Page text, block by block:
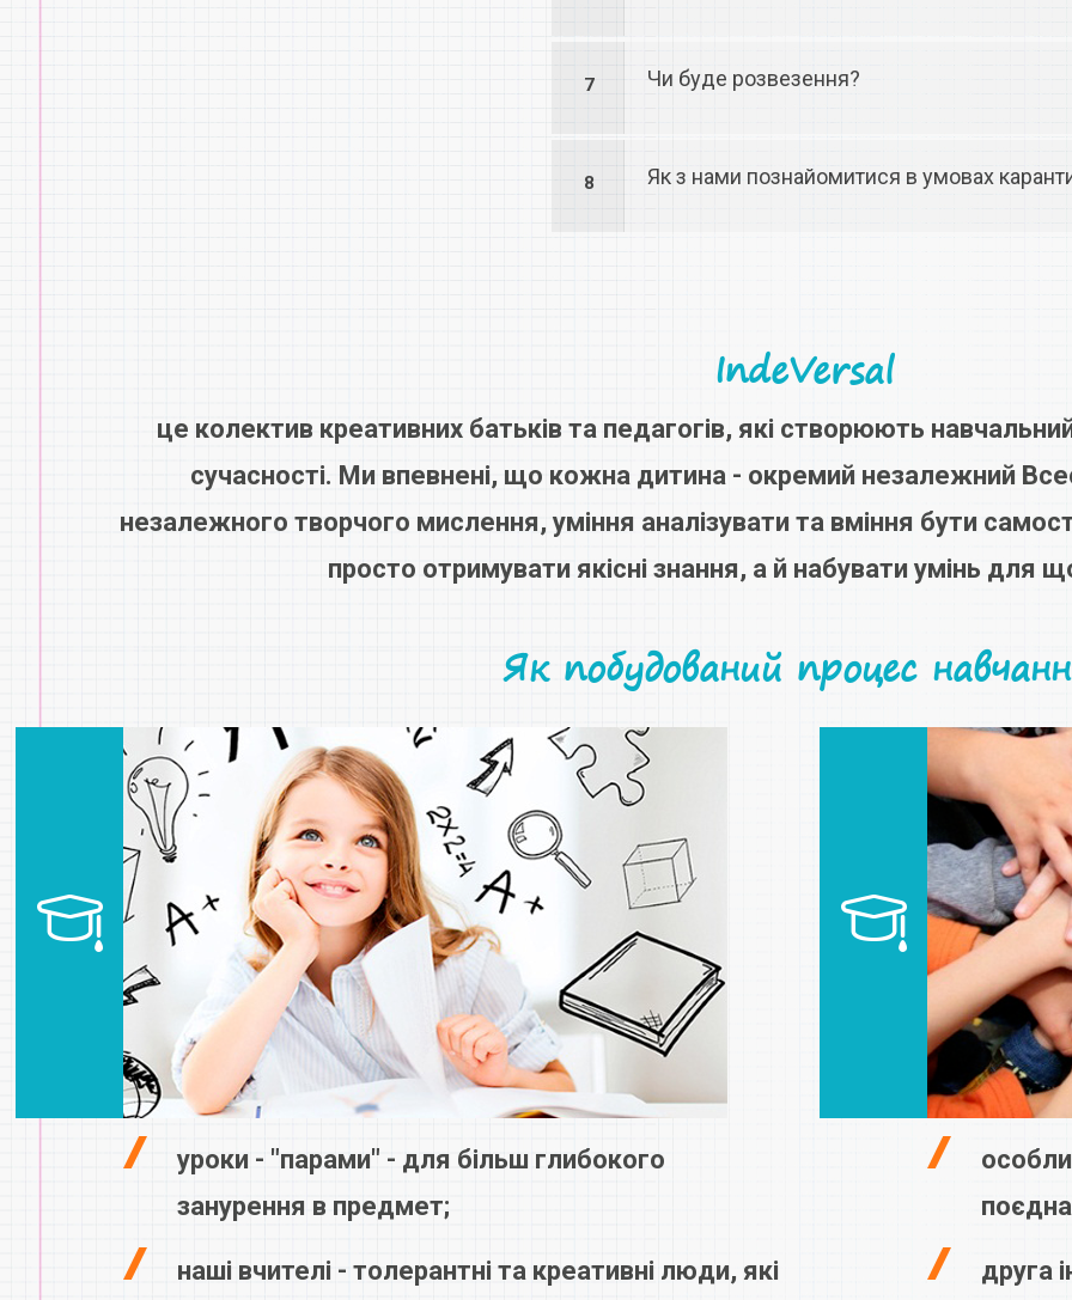
7 Чи буде розвезення?
8 Як з нами познайомитися в умовах
IndeVersal
це колектив креативних батьків та педагогів, які створюють
сучасності. Ми впевнені, що кожна дитина - окремий незалежний
незалежного творчого мислення, уміння аналізувати та вміння бути
просто отримувати якісні знання, а й набувати умінь для
Як побудований процес
уроки - "парами" - для більш глибокого
занурення в предмет;
наші вчителі - толерантні та креативні люди, які друга